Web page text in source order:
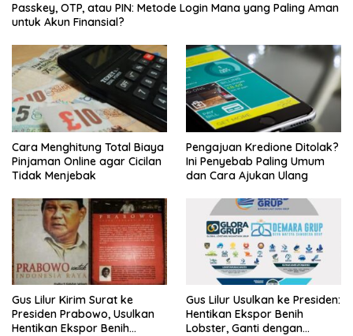
Passkey, OTP, atau PIN: Metode Login Mana yang Paling Aman
untuk Akun Finansial?
Cara Menghitung Total Biaya
Pinjaman Online agar Cicilan
Tidak Menjebak
Pengajuan Kredione Ditolak?
Ini Penyebab Paling Umum
dan Cara Ajukan Ulang
Gus Lilur Kirim Surat ke
Presiden Prabowo, Usulkan
Hentikan Ekspor Benih
Gus Lilur Usulkan ke Presiden:
Hentikan Ekspor Benih
Lobster, Ganti dengan